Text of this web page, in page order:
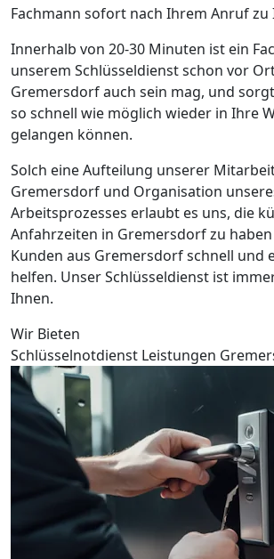
Fachmann sofort nach Ihrem Anruf zu
Innerhalb von 20-30 Minuten ist ein
unserem Schlüsseldienst schon vor
Gremersdorf auch sein mag, und
so schnell wie möglich wieder in Ihre
gelangen können.
Solch eine Aufteilung unserer
Gremersdorf und Organisation
Arbeitsprozesses erlaubt es uns, die
Anfahrzeiten in Gremersdorf zu
Kunden aus Gremersdorf schnell und
helfen. Unser Schlüsseldienst ist
Ihnen.
Wir Bieten
Schlüsselnotdienst Leistungen